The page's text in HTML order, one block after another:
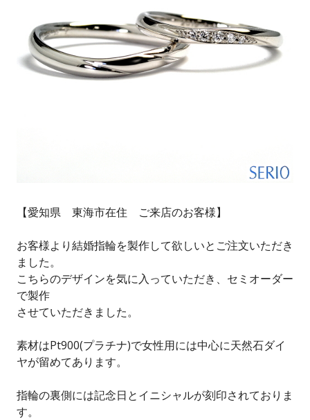
【愛知県 東海市在住 ご来店のお客様】
お客様より結婚指輪を製作して欲しいとご注文いただき
ました。
こちらのデザインを気に入っていただき、セミオーダー
で製作
させていただきました。
素材はPt900(プラチナ)で女性用には中心に天然石ダイ
ヤが留めてあります。
指輪の裏側には記念日とイニシャルが刻印されておりま
す。